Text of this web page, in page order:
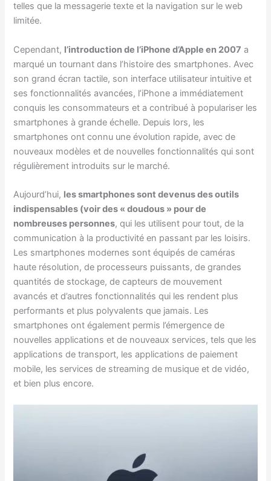
telles que la messagerie texte et la navigation sur le web
limitée.
Cependant, l’introduction de l’iPhone d’Apple en 2007 a
marqué un tournant dans l’histoire des smartphones. Avec
son grand écran tactile, son interface utilisateur intuitive et
ses fonctionnalités avancées, l’iPhone a immédiatement
conquis les consommateurs et a contribué à populariser les
smartphones à grande échelle. Depuis lors, les
smartphones ont connu une évolution rapide, avec de
nouveaux modèles et de nouvelles fonctionnalités qui sont
régulièrement introduits sur le marché.
Aujourd’hui, les smartphones sont devenus des outils
indispensables (voir des « doudous » pour de
nombreuses personnes, qui les utilisent pour tout, de la
communication à la productivité en passant par les loisirs.
Les smartphones modernes sont équipés de caméras
haute résolution, de processeurs puissants, de grandes
quantités de stockage, de capteurs de mouvement
avancés et d’autres fonctionnalités qui les rendent plus
performants et plus polyvalents que jamais. Les
smartphones ont également permis l’émergence de
nouvelles applications et de nouveaux services, tels que les
applications de transport, les applications de paiement
mobile, les services de streaming de musique et de vidéo,
et bien plus encore.